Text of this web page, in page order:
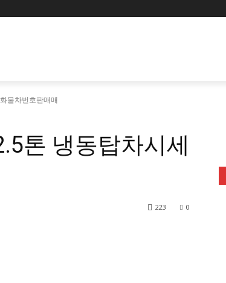
물차번호판매매
톤 냉동탑차시세
0
223